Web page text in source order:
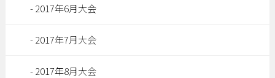
2017年6月大会
2017年7月大会
2017年8月大会